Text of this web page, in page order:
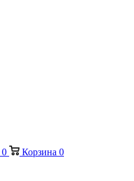
0 Корзина 0